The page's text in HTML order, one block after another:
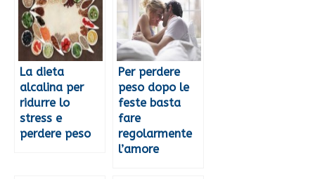
La dieta
alcalina per
ridurre lo
stress e
perdere peso
Per perdere
peso dopo le
feste basta
fare
regolarmente
l’amore